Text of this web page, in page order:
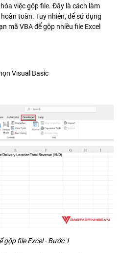
việc gộp file. Đây là cách làm
toàn. Tuy nhiên, để sử dụng
mã VBA để gộp nhiều file Excel
Visual Basic
gộp file Excel - Bước 1